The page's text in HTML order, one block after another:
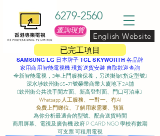
已完工項目
6279-2560
查詢現貨
English Website
SAMSUNG LG 日本牌子 TCL SKYWORTH 各品牌
家用商用智能電視機 現貨送貨安裝 自取歡迎查詢
全新智能電視，3年上門服務保養，另送掛架(指定型號)
深水埗欽州街65-71號榮業商業大廈地下2A舖
(欽州街公共洗手間左面、新高登對面、門口可泊車) ​
Whatsapp 人工服務、一對一、冇AI
免費上門睇位、了解用家需要、預算
為你分析最適合的型號、配合送貨時間
商用屏幕、電視及廣告機 政府 P CARD NGO 學校有數期
可支票 可租用電視